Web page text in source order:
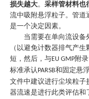
损失越大。 采样管材料也
流中吸附悬浮粒子。管道
是一个决定因素。
当需要在单向流设备
（以避免计数器排气产
短，然后，与EU GMP附录
标准承认 PARSB和固定悬
文件中建议进行尘埃粒子
器流速是进行此类评估和